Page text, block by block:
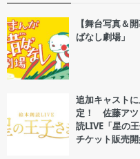
【舞台写真＆
ばなし劇場」
追加キャスト
定！ 佐藤アツ
読LIVE「星の
チケット販売開